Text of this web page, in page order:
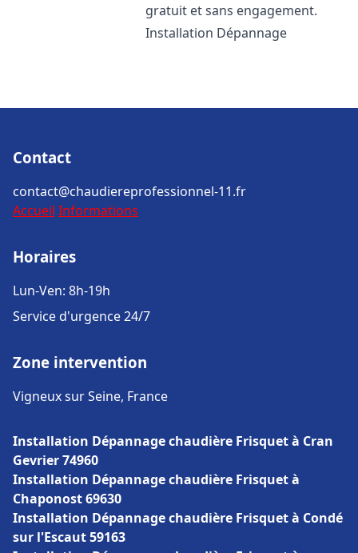
gratuit et sans engagement.
Installation Dépannage
Contact
contact@chaudiereprofessionnel-11.fr
Accueil Informations
Horaires
Lun-Ven: 8h-19h
Service d'urgence 24/7
Zone intervention
Vigneux sur Seine, France
Installation Dépannage chaudière Frisquet à Cran
Gevrier 74960
Installation Dépannage chaudière Frisquet à
Chaponost 69630
Installation Dépannage chaudière Frisquet à Condé
sur l'Escaut 59163